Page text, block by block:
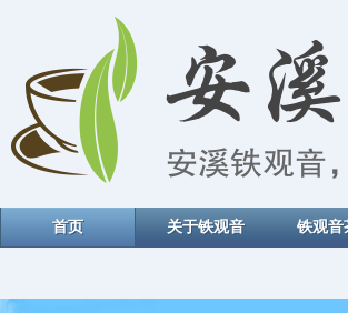
首页 关于铁观音 铁观音